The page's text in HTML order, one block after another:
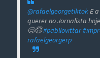
@rafaelgeorgetiktokE
querer no Jornalista
😊😇#pabllovittar
rafaelgeorgerp